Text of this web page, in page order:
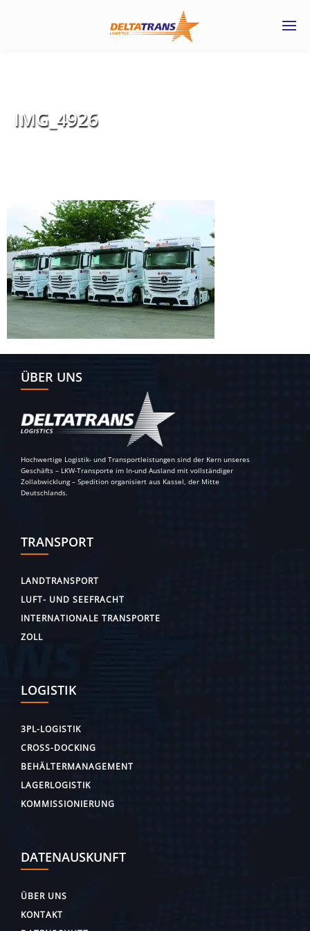
IMG_4926
ÜBER UNS
Hochwertige Logistik- und Transportleistungen sind der Kern unseres
Geschäfts – LKW-Transporte im In-und Ausland mit vollständiger
Zollabwicklung – Spedition organisiert aus Kassel, der Mitte
Deutschlands.
TRANSPORT
LANDTRANSPORT
LUFT- UND SEEFRACHT
INTERNATIONALE TRANSPORTE
ZOLL
LOGISTIK
3PL-LOGISTIK
CROSS-DOCKING
BEHÄLTERMANAGEMENT
LAGERLOGISTIK
KOMMISSIONIERUNG
DATENAUSKUNFT
ÜBER UNS
KONTAKT